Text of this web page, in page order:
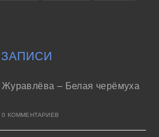
– Белая черёмуха
0 КОММЕНТАРИЕВ